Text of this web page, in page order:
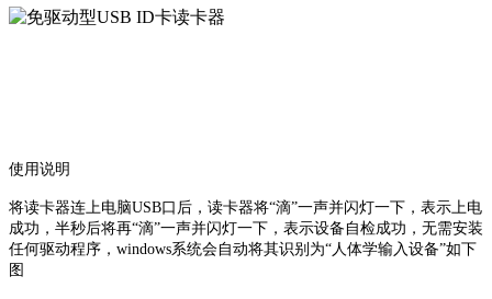
使用说明
将读卡器连上电脑USB口后，读卡器将“滴”一声并闪灯一下，表示上电
成功，半秒后将再“滴”一声并闪灯一下，表示设备自检成功，无需安装
任何驱动程序，windows系统会自动将其识别为“人体学输入设备”如下
图